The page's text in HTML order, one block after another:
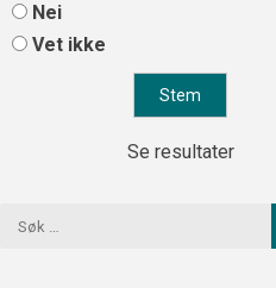
Nei
Vet ikke
Se resultater